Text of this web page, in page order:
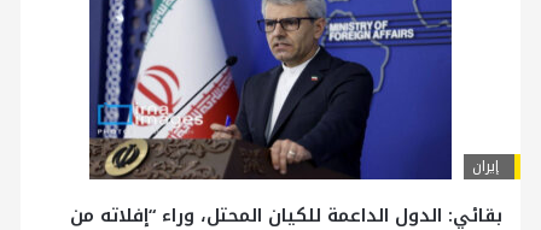
إيران
بقائي: الدول الداعمة للكيان المحتل، وراء “إفلاته من